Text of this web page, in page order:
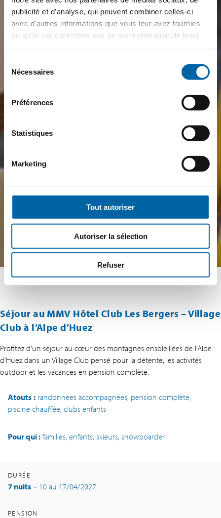
publicité et d'analyse, qui peuvent combiner celles-ci
avec d'autres informations que vous leur avez fournies
ou qu'ils ont collectées lors de votre utilisation de leurs
Nécessaires
Préférences
Statistiques
Marketing
Tout autoriser
Autoriser la sélection
Refuser
Séjour au MMV Hôtel Club Les Bergers – Village
Club à l’Alpe d’Huez
Profitez d’un séjour au cœur des montagnes ensoleillées de l’Alpe
d’Huez dans un Village Club pensé pour la détente, les activités
outdoor et les vacances en pension complète.
Atouts : randonnées accompagnées, pension complète,
piscine chauffée, clubs enfants
Pour qui : familles, enfants, skieurs, snowboarder
DURÉE
7 nuits – 10 au 17/04/2027
PENSION